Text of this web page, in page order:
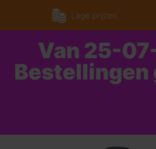
Lage prijzen
Van 25-